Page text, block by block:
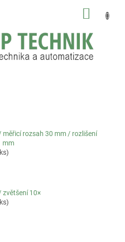
měřicí rozsah 30 mm / rozlišení
mm
zvětšení 10×